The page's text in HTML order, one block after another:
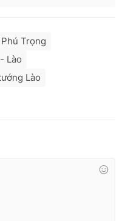
Trọng
Lào
Lào